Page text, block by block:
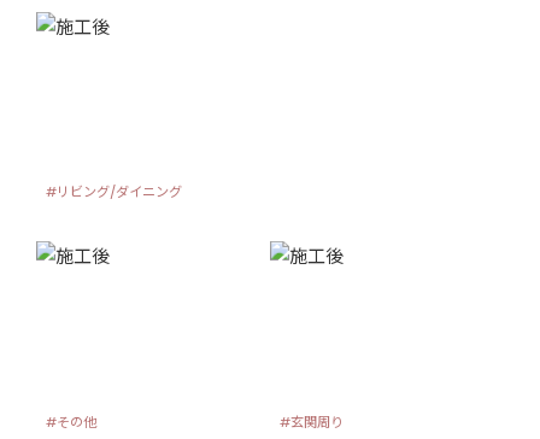
#リビング/ダイニング
#その他 #玄関周り